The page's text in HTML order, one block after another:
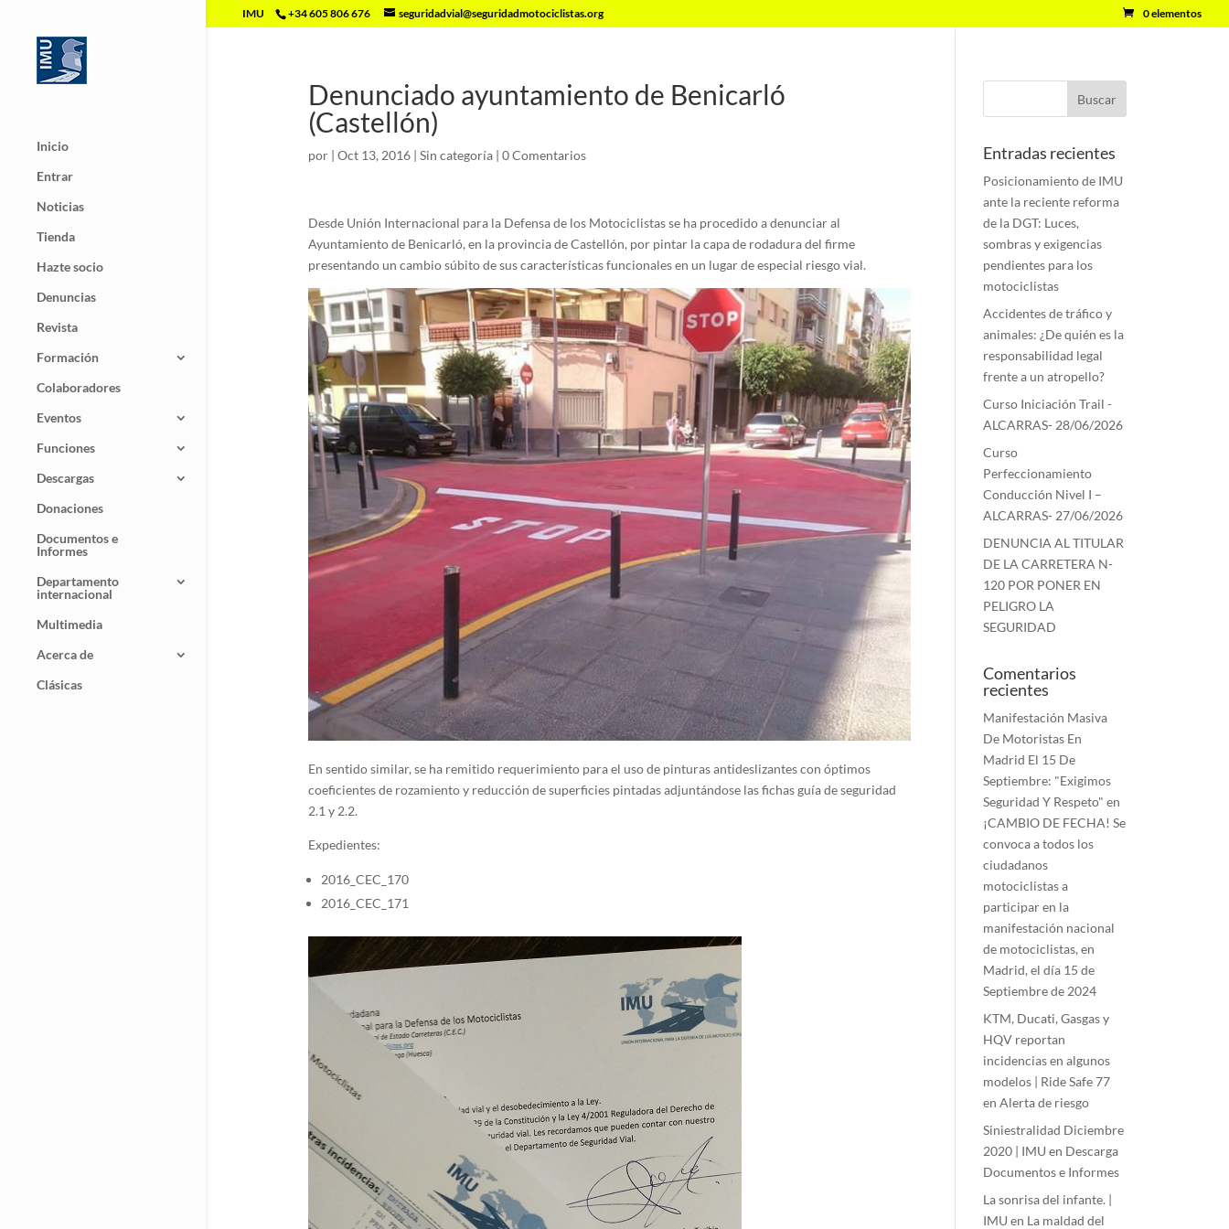
IMU +34 605 806 676 seguridadvial@seguridadmotociclistas.org 0 elementos
Inicio
Entrar
Noticias
Tienda
Hazte socio
Denuncias
Revista
Formación
Colaboradores
Eventos
Funciones
Descargas
Donaciones
Documentos e
Informes
Departamento
internacional
Multimedia
Acerca de
Clásicas
Denunciado ayuntamiento de Benicarló
(Castellón)
por | Oct 13, 2016| Sin categoría| 0 Comentarios
Desde Unión Internacional para la Defensa de los Motociclistas se ha procedido a denunciar al
Ayuntamiento de Benicarló, en la provincia de Castellón, por pintar la capa de rodadura del firme
presentando un cambio súbito de sus características funcionales en un lugar de especial riesgo vial.
En sentido similar, se ha remitido requerimiento para el uso de pinturas antideslizantes con óptimos
coeficientes de rozamiento y reducción de superficies pintadas adjuntándose las fichas guía de seguridad
2.1 y 2.2.
Expedientes:
2016_CEC_170
2016_CEC_171
Entradas recientes
Posicionamiento de IMU
ante la reciente reforma
de la DGT: Luces,
sombras y exigencias
pendientes para los
motociclistas
Accidentes de tráfico y
animales: ¿De quién es la
responsabilidad legal
frente a un atropello?
Curso Iniciación Trail -
ALCARRAS- 28/06/2026
Curso
Perfeccionamiento
Conducción Nivel I –
ALCARRAS- 27/06/2026
DENUNCIA AL TITULAR
DE LA CARRETERA N-
120 POR PONER EN
PELIGRO LA
SEGURIDAD
Comentarios
recientes
Manifestación Masiva
De Motoristas En
Madrid El 15 De
Septiembre: "Exigimos
Seguridad Y Respeto" en
¡CAMBIO DE FECHA! Se
convoca a todos los
ciudadanos
motociclistas a
participar en la
manifestación nacional
de motociclistas, en
Madrid, el día 15 de
Septiembre de 2024
KTM, Ducati, Gasgas y
HQV reportan
incidencias en algunos
modelos | Ride Safe 77
enAlerta de riesgo
Siniestralidad Diciembre
2020 | IMU en Descarga
Documentos e Informes
La sonrisa del infante. |
IMU en La maldad del